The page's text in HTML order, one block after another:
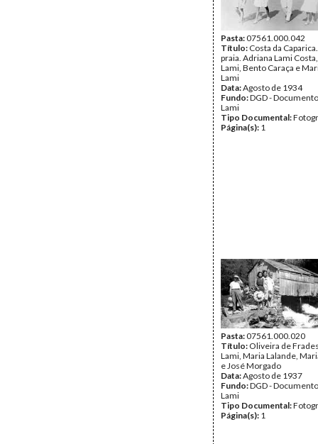
Pasta:07561.000.042
Título: Costa da
praia. Adriana Lami
Lami, Bento Caraça e
Lami
Data:Agosto de 1934
Fundo:DGD -
Lami
Tipo Documental:
Página(s): 1
Pasta:07561.000.020
Título: Oliveira de
Lami, Maria Lalande,
e José Morgado
Data:Agosto de 1937
Fundo:DGD -
Lami
Tipo Documental:
Página(s): 1